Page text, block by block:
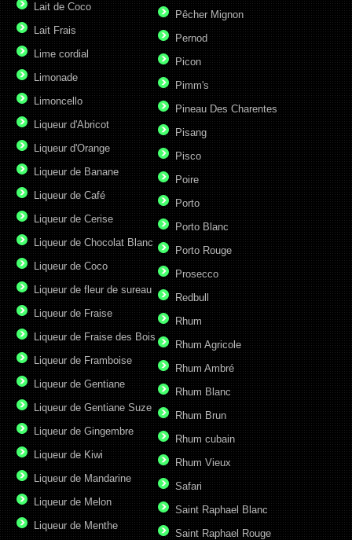
Lait de Coco
Lait Frais
Lime cordial
Limonade
Limoncello
Liqueur d'Abricot
Liqueur d'Orange
Liqueur de Banane
Liqueur de Café
Liqueur de Cerise
Liqueur de Chocolat Blanc
Liqueur de Coco
Liqueur de fleur de sureau
Liqueur de Fraise
Liqueur de Fraise des Bois
Liqueur de Framboise
Liqueur de Gentiane
Liqueur de Gentiane Suze
Liqueur de Gingembre
Liqueur de Kiwi
Liqueur de Mandarine
Liqueur de Melon
Liqueur de Menthe
Pêcher Mignon
Pernod
Picon
Pimm's
Pineau Des Charentes
Pisang
Pisco
Poire
Porto
Porto Blanc
Porto Rouge
Prosecco
Redbull
Rhum
Rhum Agricole
Rhum Ambré
Rhum Blanc
Rhum Brun
Rhum cubain
Rhum Vieux
Safari
Saint Raphael Blanc
Saint Raphael Rouge